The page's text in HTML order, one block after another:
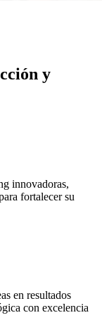
y
innovadoras,
fortalecer su
en resultados
con excelencia